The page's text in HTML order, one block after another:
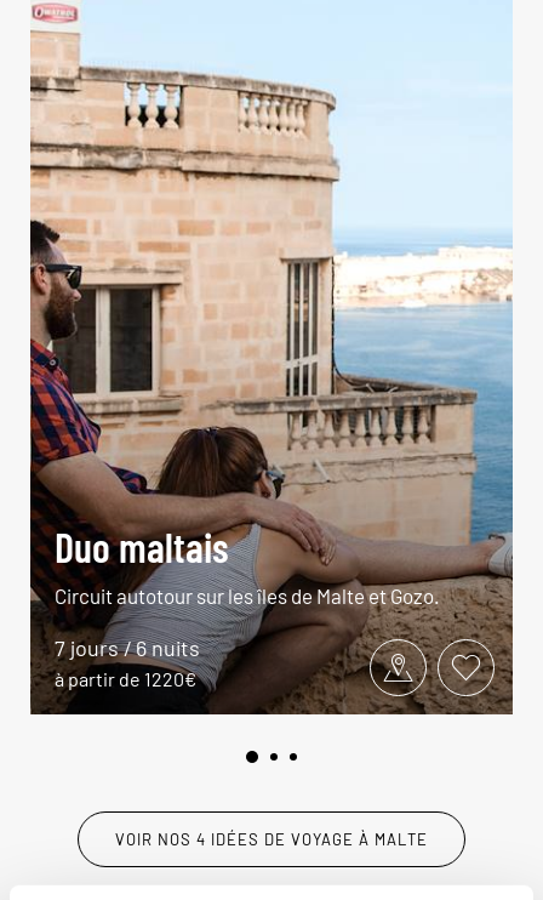
Duo maltais
Circuit autotour sur les îles de Malte et Gozo.
7 jours / 6 nuits
à partir de 1220€
VOIR NOS 4 IDÉES DE VOYAGE À MALTE